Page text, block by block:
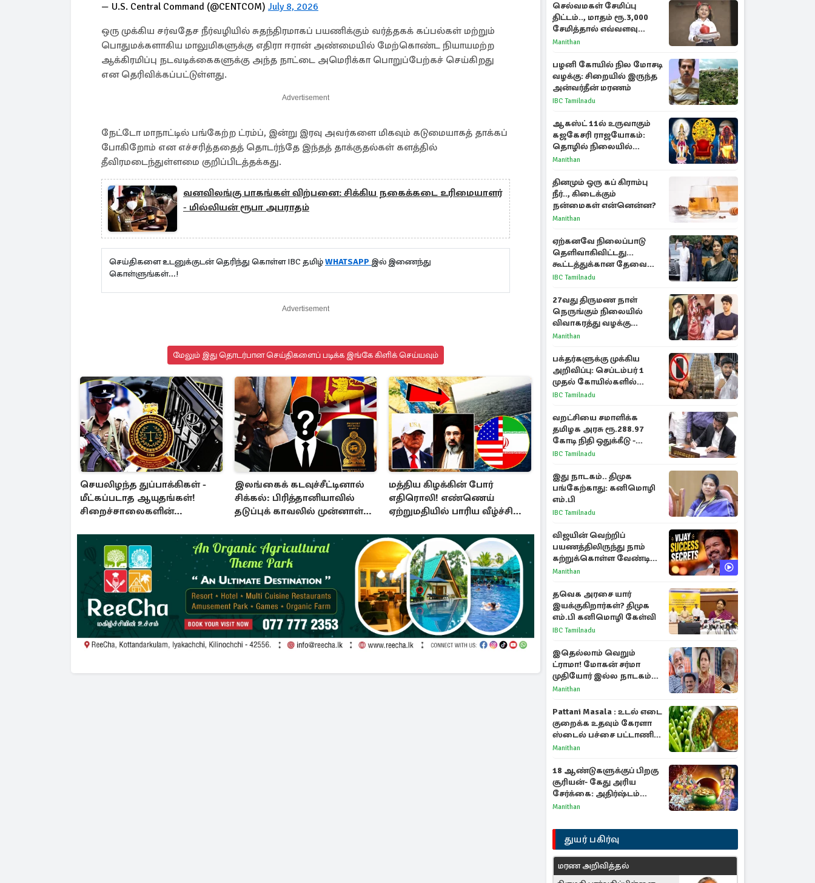
— U.S. Central Command (@CENTCOM) July 8, 2026
ஒரு முக்கிய சர்வதேச நீர்வழியில் சுதந்திரமாகப் பயணிக்கும் வர்த்தகக் கப்பல்கள் மற்றும்
பொதுமக்களாகிய மாலுமிகளுக்கு எதிரா ஈரான் அண்மையில் மேற்கொண்ட நியாயமற்ற
ஆக்கிரமிப்பு நடவடிக்கைகளுக்கு அந்த நாட்டை அமெரிக்கா பொறுப்பேற்கச் செய்கிறது
என தெரிவிக்கப்பட்டுள்ளது.
Advertisement
நேட்டோ மாநாட்டில் பங்கேற்ற ட்ரம்ப், இன்று இரவு அவர்களை மிகவும் கடுமையாகத் தாக்கப்
போகிறோம் என எச்சரித்ததைத் தொடர்ந்தே இந்தத் தாக்குதல்கள் களத்தில்
தீவிரமடைந்துள்ளமை குறிப்பிடத்தக்கது.
வனவிலங்கு பாகங்கள் விற்பனை: சிக்கிய நகைக்கடை உரிமையாளர்
- மில்லியன் ரூபா அபராதம்
செய்திகளை உடனுக்குடன் தெரிந்து கொள்ள IBC தமிழ்WHATSAPP இல் இணைந்து
கொள்ளுங்கள்...!
Advertisement
மேலும் இது தொடர்பான செய்திகளைப் படிக்க இங்கே கிளிக் செய்யவும்
செயலிழந்த துப்பாக்கிகள் -
மீட்கப்படாத ஆயுதங்கள்!
சிறைச்சாலைகளின்
அச்சுறுத்தல்
இலங்கைக் கடவுச்சீட்டினால்
சிக்கல்: பிரித்தானியாவில்
தடுப்புக் காவலில் முன்னாள்
மத்திய கிழக்கின் போர்
எதிரொலி! எண்ணெய்
ஏற்றுமதியில் பாரிய வீழ்ச்சி
செல்வமகள் சேமிப்பு
திட்டம்.., மாதம் ரூ.3,000
சேமித்தால் எவ்வளவு
கிடைக்கும்?
Manithan
பழனி கோயில் நில மோசடி
வழக்கு: சிறையில் இருந்த
அன்வர்தீன் மரணம்
IBC Tamilnadu
ஆகஸ்ட் 11ல் உருவாகும்
கஜகேசரி ராஜயோகம்:
தொழில் நிலையில்
அதிர்ஷ்டம் பெறும் 3
Manithan
தினமும் ஒரு கப் கிராம்பு
நீர்.., கிடைக்கும்
நன்மைகள் என்னென்ன?
Manithan
ஏற்கனவே நிலைப்பாடு
தெளிவாகிவிட்டது...
கூட்டத்துக்கான தேவை
என்ன? - கனிமொழி
IBC Tamilnadu
27வது திருமண நாள்
நெருங்கும் நிலையில்
விவாகரத்து வழக்கு
வாபஸ்! விஜய்யுடன்
Manithan
பக்தர்களுக்கு முக்கிய
அறிவிப்பு: செப்டம்பர் 1
முதல் கோயில்களில்
மொபைலுக்கு தடை!
IBC Tamilnadu
வறட்சியை சமாளிக்க
தமிழக அரசு ரூ.288.97
கோடி நிதி ஒதுக்கீடு -
வெளியான அரசாணை
IBC Tamilnadu
இது நாடகம்.. திமுக
பங்கேற்காது: கனிமொழி
எம்.பி
IBC Tamilnadu
விஜயின் வெற்றிப்
பயணத்திலிருந்து நாம்
கற்றுக்கொள்ள வேண்டிய
முக்கிய 3 விடயங்கள்!
Manithan
தவெக அரசை யார்
இயக்குகிறார்கள்? திமுக
எம்.பி கனிமொழி கேள்வி
IBC Tamilnadu
இதெல்லாம் வெறும்
ட்ராமா! மோகன் சர்மா
முதியோர் இல்ல நாடகம்
குறித்து குட்டி பத்மினி
Manithan
Pattani Masala : உடல் எடை
குறைக்க உதவும் கேரளா
ஸ்டைல் பச்சை பட்டாணி
கிரேவி
Manithan
18 ஆண்டுகளுக்குப் பிறகு
சூரியன்- கேது அரிய
சேர்க்கை: அதிர்ஷ்டம்
பெறும் 3 ராசிகள்!
Manithan
துயர் பகிர்வு
மரண அறிவித்தல்